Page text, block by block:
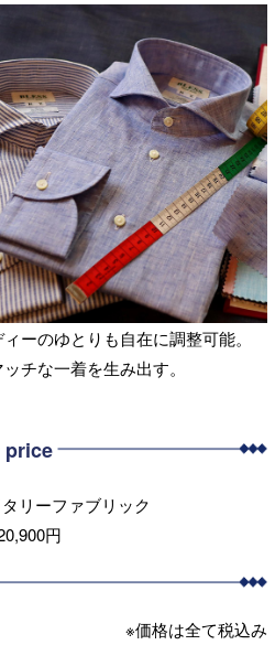
ーのゆとりも自在に調整可能。
チな一着を生み出す。
price
タリーファブリック
円
※価格は全て税込み